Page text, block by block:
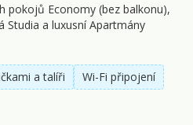
pokojů Economy (bez balkonu),
a luxusní Apartmány
a talíři
Wi-Fi připojení